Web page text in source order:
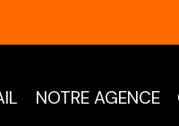
NOTRE AGENCE